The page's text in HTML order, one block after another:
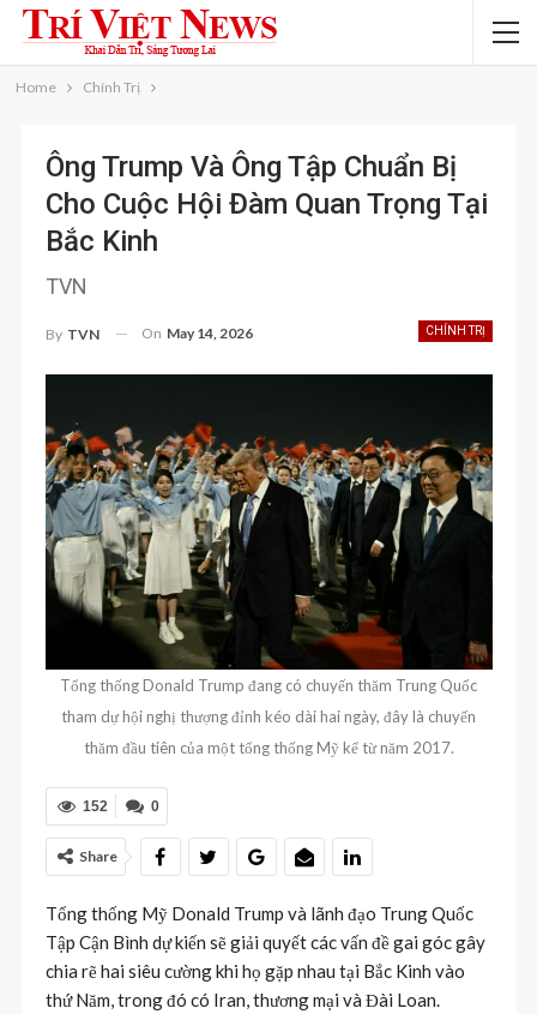
Home Chính Trị
Ông Trump Và Ông Tập Chuẩn Bị
Cho Cuộc Hội Đàm Quan Trọng Tại
Bắc Kinh
TVN
CHÍNH TRỊ
By TVN On May 14, 2026
Tổng thống Donald Trump đang có chuyến thăm Trung Quốc
tham dự hội nghị thượng đỉnh kéo dài hai ngày, đây là chuyến
thăm đầu tiên của một tổng thống Mỹ kể từ năm 2017.
0
152
Share
Tổng thống Mỹ Donald Trump và lãnh đạo Trung Quốc
Tập Cận Bình dự kiến ​​sẽ giải quyết các vấn đề gai góc gây
chia rẽ hai siêu cường khi họ gặp nhau tại Bắc Kinh vào
thứ Năm, trong đó có Iran, thương mại và Đài Loan.